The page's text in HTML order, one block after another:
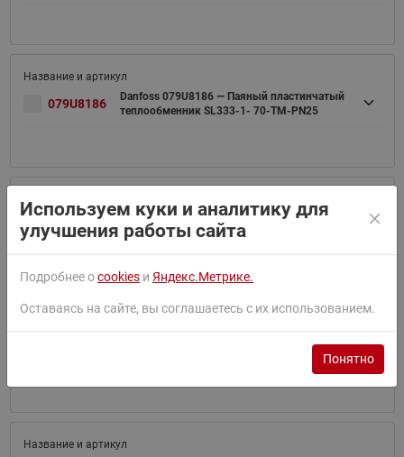
079U8186
Danfoss 079U8186 — Паяный пластинчатый
теплообменник SL333-1- 70-TM-PN25
079U8187
Danfoss 079U8187 — Паяный пластинчатый
теплообменник SL333-1- 80-TM-PN25
Danfoss 079U8188 — Паяный пластинчатый
Используем куки и аналитику для
улучшения работы сайта
Подробнее оcookies и Яндекс.Метрике.
Оставаясь на сайте, вы соглашаетесь с их использованием.
Понятно